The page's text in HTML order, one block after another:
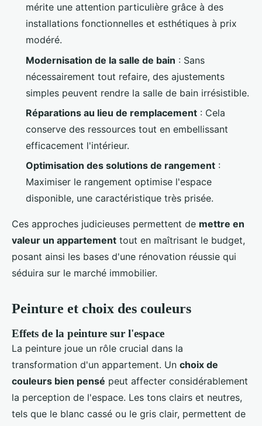
mérite une attention particulière grâce à des
installations fonctionnelles et esthétiques à prix
modéré.
Modernisation de la salle de bain : Sans
nécessairement tout refaire, des ajustements
simples peuvent rendre la salle de bain irrésistible.
Réparations au lieu de remplacement : Cela
conserve des ressources tout en embellissant
efficacement l'intérieur.
Optimisation des solutions de rangement :
Maximiser le rangement optimise l'espace
disponible, une caractéristique très prisée.
Ces approches judicieuses permettent de mettre en
valeur un appartement tout en maîtrisant le budget,
posant ainsi les bases d'une rénovation réussie qui
séduira sur le marché immobilier.
Peinture et choix des couleurs
Effets de la peinture sur l'espace
La peinture joue un rôle crucial dans la
transformation d'un appartement. Un choix de
couleurs bien pensé peut affecter considérablement
la perception de l'espace. Les tons clairs et neutres,
tels que le blanc cassé ou le gris clair, permettent de